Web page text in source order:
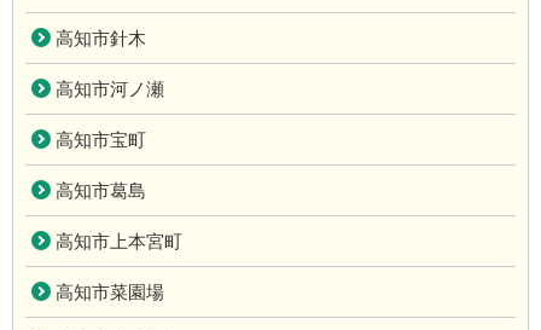
高知市針木
高知市河ノ瀬
高知市宝町
高知市葛島
高知市上本宮町
高知市菜園場